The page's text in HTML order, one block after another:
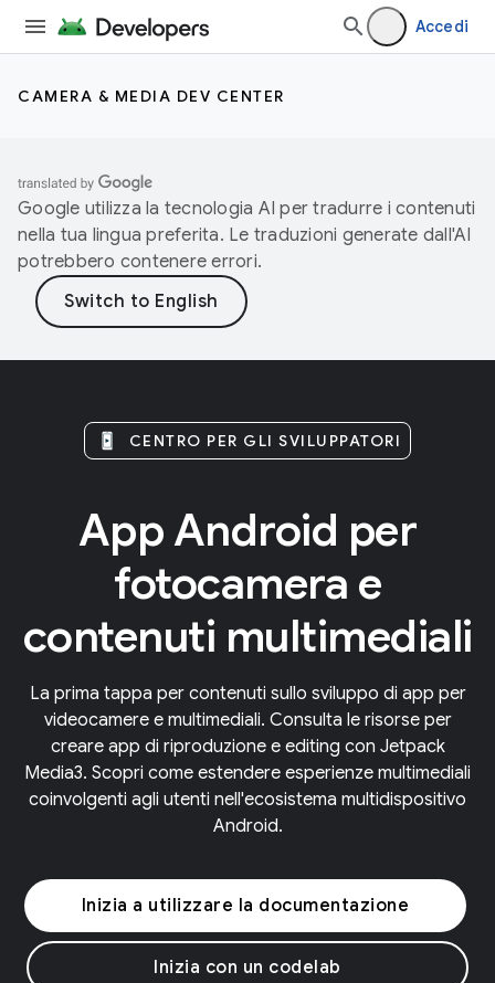
Accedi
CAMERA & MEDIA DEV CENTER
Google utilizza la tecnologia AI per tradurre i contenuti
nella tua lingua preferita. Le traduzioni generate dall'AI
potrebbero contenere errori.
CENTRO PER GLI SVILUPPATORI
App Android per
fotocamera e
contenuti multimediali
La prima tappa per contenuti sullo sviluppo di app per
videocamere e multimediali. Consulta le risorse per
creare app di riproduzione e editing con Jetpack
Media3. Scopri come estendere esperienze multimediali
coinvolgenti agli utenti nell'ecosistema multidispositivo
Android.
Inizia a utilizzare la documentazione
Inizia con un codelab